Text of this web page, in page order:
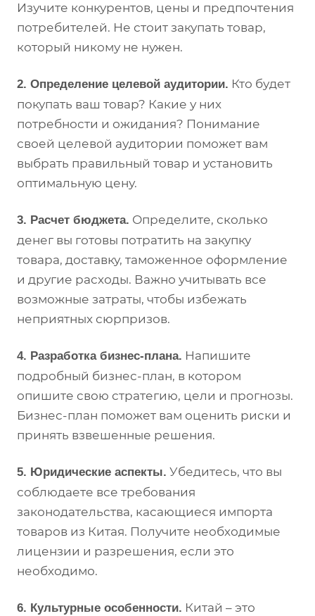
Изучите конкурентов, цены и предпочтения
потребителей. Не стоит закупать товар,
который никому не нужен.
2. Определение целевой аудитории. Кто будет
покупать ваш товар? Какие у них
потребности и ожидания? Понимание
своей целевой аудитории поможет вам
выбрать правильный товар и установить
оптимальную цену.
3. Расчет бюджета. Определите, сколько
денег вы готовы потратить на закупку
товара, доставку, таможенное оформление
и другие расходы. Важно учитывать все
возможные затраты, чтобы избежать
неприятных сюрпризов.
4. Разработка бизнес-плана. Напишите
подробный бизнес-план, в котором
опишите свою стратегию, цели и прогнозы.
Бизнес-план поможет вам оценить риски и
принять взвешенные решения.
5. Юридические аспекты. Убедитесь, что вы
соблюдаете все требования
законодательства, касающиеся импорта
товаров из Китая. Получите необходимые
лицензии и разрешения, если это
необходимо.
6. Культурные особенности. Китай – это